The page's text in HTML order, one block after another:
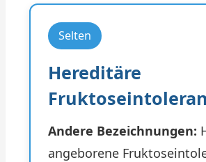
Selten
Hereditäre
Andere Bezeichnungen:
angeborene